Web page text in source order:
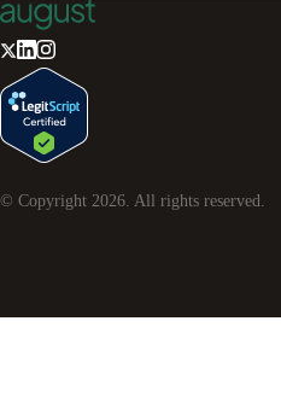
© Copyright 2026 . All rights reserved.